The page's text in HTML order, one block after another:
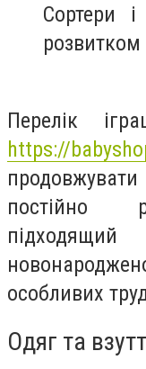
Сортери
Перелік
https://
постійно
особливих
Одяг та